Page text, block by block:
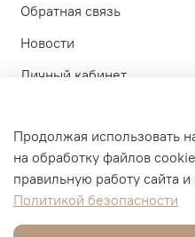
Обратная связь
Новости
Личный кабинет
Политика
Пользовательское
© ИП Блинков А.А. 2010-
Продолжая использовать
на обработку файлов
правильную работу сайта
Политикой безопасности